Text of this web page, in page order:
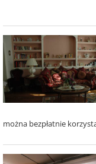
można bezpłatnie